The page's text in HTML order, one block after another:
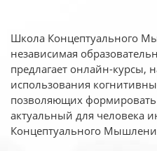
Школа Концептуального
независимая
предлагает онлайн-курсы,
использования
позволяющих
актуальный для человека
Концептуального